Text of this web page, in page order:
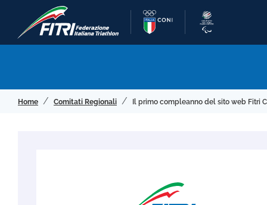
Home Comitati Regionali Il primo compleanno del sito web Fitri